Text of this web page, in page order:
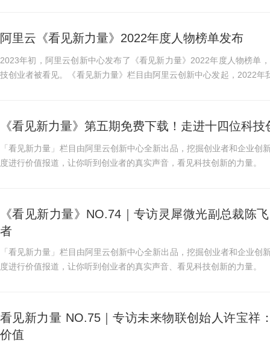
阿里云《看见新力量》2022年度人物榜单发布
2023年初，阿里云创新中心发布了《看见新力量》2022年度人物榜单
技创业者被看见。《看见新力量》栏目由阿里云创新中心发起，2022
《看见新力量》第五期免费下载！走进十四位科
「看见新力量」栏目由阿里云创新中心全新出品，挖掘创业者和企业
度进行价值报道，让你听到创业者的真实声音，看见科技创新的力量。
《看见新力量》NO.74｜专访灵犀微光副总裁陈
者
「看见新力量」栏目由阿里云创新中心全新出品，挖掘创业者和企业
度进行价值报道，让你听到创业者的真实声音、看见科技创新的力量。
看见新力量 NO.75｜专访未来物联创始人许宝祥
价值